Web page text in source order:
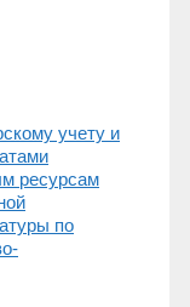
учету и
ресурсам
по